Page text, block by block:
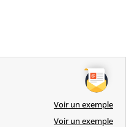
Voir un exemple
Voir un exemple